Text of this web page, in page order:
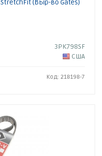
(Выр-во Gates)
3PK798SF
США
Код: 218198-7